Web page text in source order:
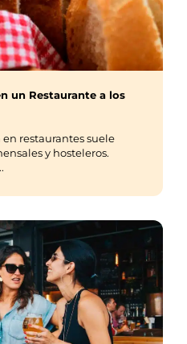
un Restaurante a los
restaurantes suele
y hosteleros.